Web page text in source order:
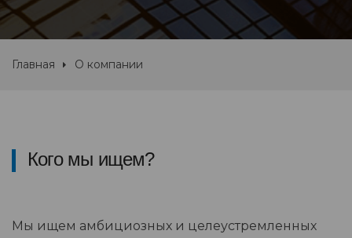
Главная О компании
Кого мы ищем?
Мы ищем амбициозных и целеустремленных